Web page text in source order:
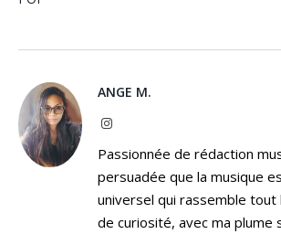
ANGE M.
Instagram
Passionnée de rédaction
persuadée que la musique
universel qui rassemble tout
de curiosité, avec ma plume